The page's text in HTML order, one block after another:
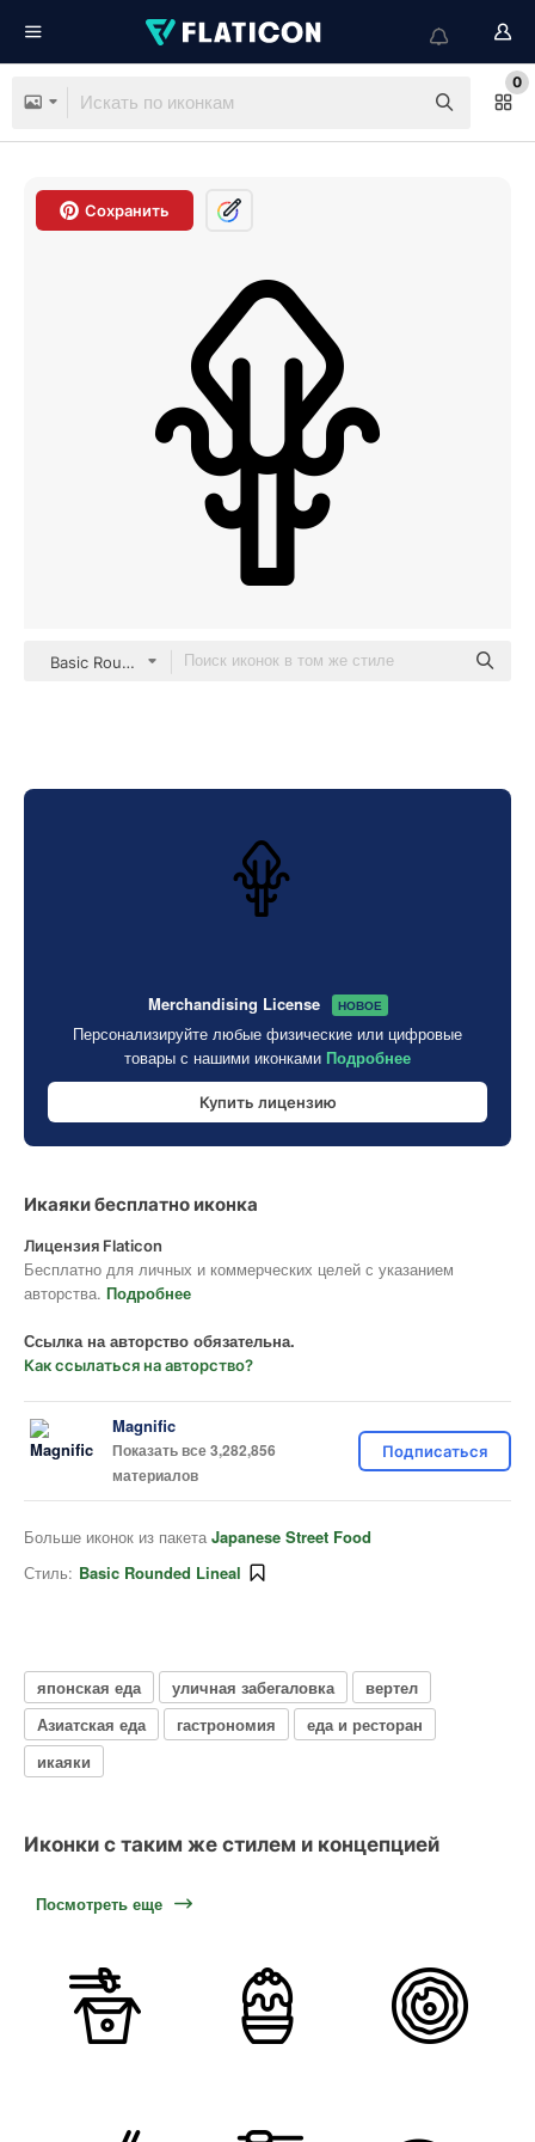
0
Сохранить
Basic Rounded Lineal
Merchandising License НОВОЕ
Персонализируйте любые физические или цифровые
товары с нашими иконками Подробнее
Купить лицензию
Икаяки бесплатно иконка
Лицензия Flaticon
Бесплатно для личных и коммерческих целей с указанием
авторства. Подробнее
Ссылка на авторство обязательна.
Как ссылаться на авторство?
Magnific
Показать все 3,282,856
материалов
Подписаться
Больше иконок из пакета Japanese Street Food
Стиль: Basic Rounded Lineal
японская еда уличная забегаловка
вертел
Азиатская еда
гастрономия
еда и ресторан
икаяки
Иконки с таким же стилем и концепцией
Посмотреть еще